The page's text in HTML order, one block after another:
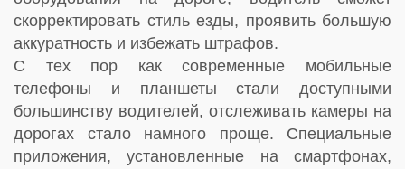
скорректировать стиль езды, проявить большую
аккуратность и избежать штрафов.
С тех пор как современные мобильные
телефоны и планшеты стали доступными
большинству водителей, отслеживать камеры на
дорогах стало намного проще. Специальные
приложения, установленные на смартфонах,